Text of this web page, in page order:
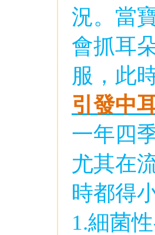
況。當
會抓耳
服，此
引發中
一年四
尤其在
時都得
1.細菌性